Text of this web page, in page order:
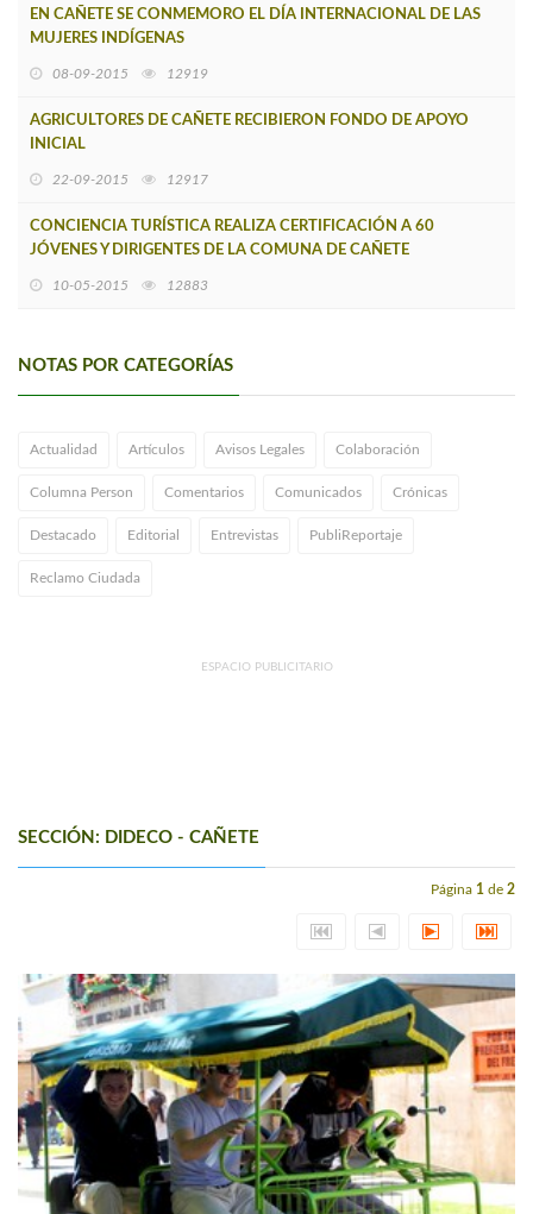
EN CAÑETE SE CONMEMORO EL DÍA INTERNACIONAL DE LAS
MUJERES INDÍGENAS
08-09-2015 12919
AGRICULTORES DE CAÑETE RECIBIERON FONDO DE APOYO
INICIAL
22-09-2015 12917
CONCIENCIA TURÍSTICA REALIZA CERTIFICACIÓN A 60
JÓVENES Y DIRIGENTES DE LA COMUNA DE CAÑETE
10-05-2015 12883
NOTAS POR CATEGORÍAS
Actualidad Artículos Avisos Legales Colaboración
Columna Person Comentarios Comunicados Crónicas
Destacado Editorial Entrevistas PubliReportaje
Reclamo Ciudada
ESPACIO PUBLICITARIO
SECCIÓN: DIDECO - CAÑETE
Página 1 de 2